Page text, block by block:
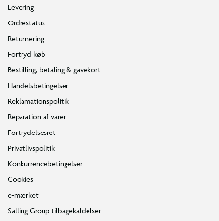
Levering
Ordrestatus
Returnering
Fortryd køb
Bestilling, betaling & gavekort
Handelsbetingelser
Reklamationspolitik
Reparation af varer
Fortrydelsesret
Privatlivspolitik
Konkurrencebetingelser
Cookies
e-mærket
Salling Group tilbagekaldelser